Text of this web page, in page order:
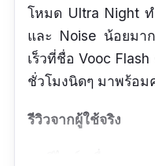
โหมด Ultra Night
และ Noise น้อยมา
เร็วที่ชื่อ Vooc Flash
ชั่วโมงนิดๆ มาพร้อม
รีวิวจากผู้ใช้จริง